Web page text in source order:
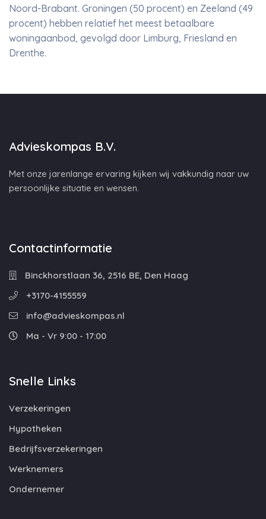
Noord-Brabant. Groningen (50 procent) en Zeeland (49
procent) hebben relatief het meest betaalbare
woningaanbod, gevolgd door Limburg, Friesland en
Drenthe.
Advieskompas B.V.
Met onze jarenlange ervaring kijken wij vakkundig naar uw
persoonlijke situatie en wensen.
Contactinformatie
Binckhorstlaan 36, 2516 BE, Den Haag
+3170-4155559
info@advieskompas.nl
Ma - Vr 9:00 - 17:00
Snelle Links
Verzekeringen
Hypotheken
Bedrijfsverzekeringen
Werknemers
Ondernemer